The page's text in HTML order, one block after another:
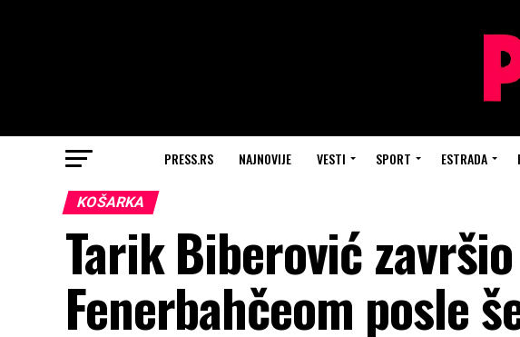
PRESS.RS NAJNOVIJE VESTI SPORT ESTRADA
KOŠARKA
Tarik Biberović
Fenerbahčeom posle